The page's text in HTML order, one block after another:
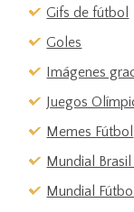
Gifs de fútbol
Goles
Imágenes
Juegos
Memes Fútbol
Mundial Brasil
Mundial